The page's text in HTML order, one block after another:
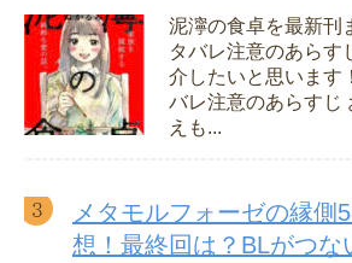
泥濘の食卓を最新刊
タバレ注意のあらす
介したいと思います
バレ注意のあらすじ
えも...
メタモルフォーゼの縁側
想！最終回は？BLがつな